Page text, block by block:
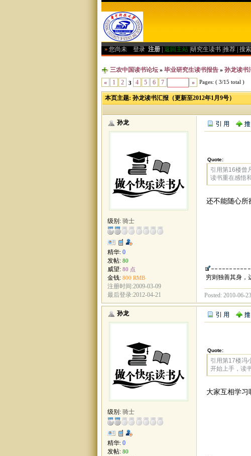
» 您尚未 登录 注册 返回主站 研究生读书 推荐 搜索
三农中国读书论坛 » 毕业研究生读书报告 » 孙龙读书
«
1 2 3 4 5 6 7 » Pages: ( 3/15 total )
本页主题: 孙龙读书汇报（更新至2012年1月9号）
孙龙
级别: 骑士
精华: 0
发帖: 80
威望: 80 点
金钱: 800 RMB
注册时间:2009-03-09
最后登录:2012-04-21
Quote:
引用第16楼曾
读书重在感悟
还不能随心所
穷则独善其身，
Posted: 2010-06-
孙龙
级别: 骑士
精华: 0
发帖: 80
Quote:
引用第17楼冯
开始上手，读
大家互相学习